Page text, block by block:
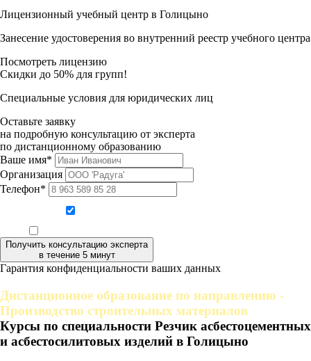
Лицензионный учебный центр в Голицыно
Занесение удостоверения во внутренний реестр учебного центра
Посмотреть лицензию
Скидки до 50% для групп!
Специальные условия для юридических лиц
Оставьте заявку
на подробную консультацию от эксперта
по дистанционному образованию
Ваше имя*
Организация
Телефон*
Получить консультацию эксперта
в течение 5 минут
Гарантия конфиденциальности ваших данных
Дистанционное образование по направлению -
Производство строительных материалов
Курсы по специальности Резчик асбестоцементных
и асбестосилитовых изделий в Голицыно